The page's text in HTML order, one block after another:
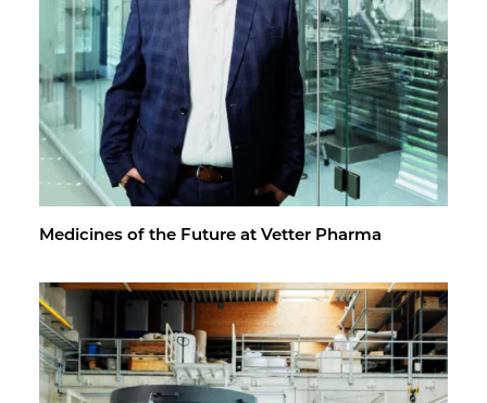
Med­i­cines of the Fu­ture at Vet­ter Pharma